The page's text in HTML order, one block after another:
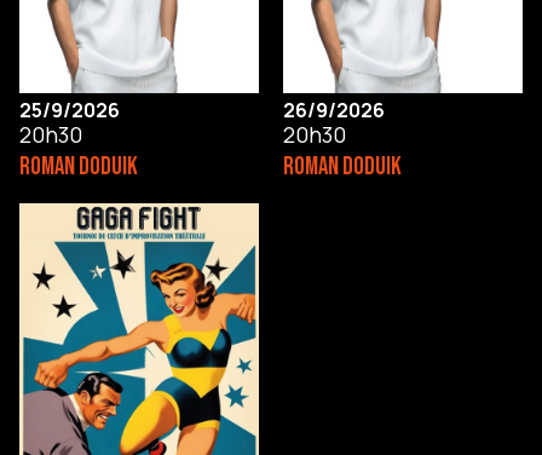
25/9/2026
20h30
ROMAN DODUIK
26/9/2026
20h30
ROMAN DODUIK